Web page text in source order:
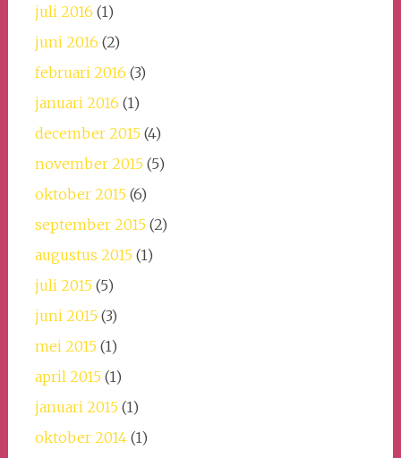
juli 2016 (1)
juni 2016 (2)
februari 2016 (3)
januari 2016 (1)
december 2015(4)
november 2015(5)
oktober 2015(6)
september 2015(2)
augustus 2015(1)
juli 2015(5)
juni 2015(3)
mei 2015(1)
april 2015(1)
januari 2015(1)
oktober 2014(1)